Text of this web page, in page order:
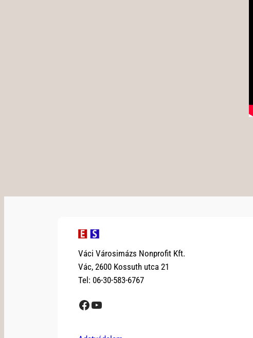
Váci Városimázs Nonprofit Kft.
Vác, 2600 Kossuth utca 21
Tel: 06-30-583-6767
Facebook YouTube